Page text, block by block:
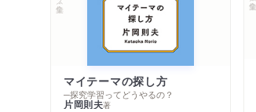
マイテーマの探し方
─探究学習ってどうやるの？
片岡則夫著